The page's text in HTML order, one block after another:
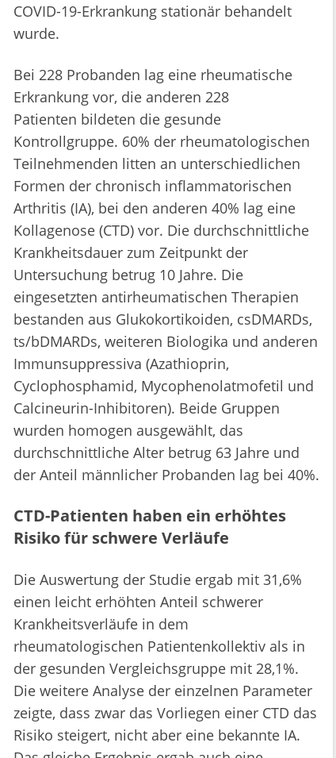
COVID-19-Erkrankung stationär behandelt
wurde.
Bei 228 Probanden lag eine rheumatische
Erkrankung vor, die anderen 228
Patienten bildeten die gesunde
Kontrollgruppe. 60% der rheumatologischen
Teilnehmenden litten an unterschiedlichen
Formen der chronisch inflammatorischen
Arthritis (IA), bei den anderen 40% lag eine
Kollagenose (CTD) vor. Die durchschnittliche
Krankheitsdauer zum Zeitpunkt der
Untersuchung betrug 10 Jahre. Die
eingesetzten antirheumatischen Therapien
bestanden aus Glukokortikoiden, csDMARDs,
ts/bDMARDs, weiteren Biologika und anderen
Immunsuppressiva (Azathioprin,
Cyclophosphamid, Mycophenolatmofetil und
Calcineurin-Inhibitoren). Beide Gruppen
wurden homogen ausgewählt, das
durchschnittliche Alter betrug 63 Jahre und
der Anteil männlicher Probanden lag bei 40%.
CTD-Patienten haben ein erhöhtes
Risiko für schwere Verläufe
Die Auswertung der Studie ergab mit 31,6%
einen leicht erhöhten Anteil schwerer
Krankheitsverläufe in dem
rheumatologischen Patientenkollektiv als in
der gesunden Vergleichsgruppe mit 28,1%.
Die weitere Analyse der einzelnen Parameter
zeigte, dass zwar das Vorliegen einer CTD das
Risiko steigert, nicht aber eine bekannte IA.